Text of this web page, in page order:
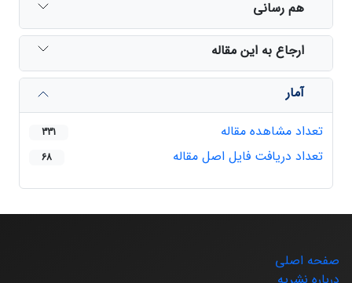
هم رسانی
ارجاع به این مقاله
آمار
تعداد مشاهده مقاله
331
تعداد دریافت فایل اصل مقاله 68
صفحه اصلی